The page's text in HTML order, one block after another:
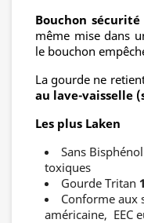
Bouchon sécurité
même mise dans
le bouchon
La gourde ne
au lave-vaisselle
Les plus Laken
Sans
toxiques
Gourde Tritan
Conforme aux
américaine, EEC